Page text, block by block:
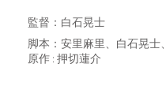
監督：白石晃士
脚本：安里麻里、白石晃士、
原作 : 押切蓮介